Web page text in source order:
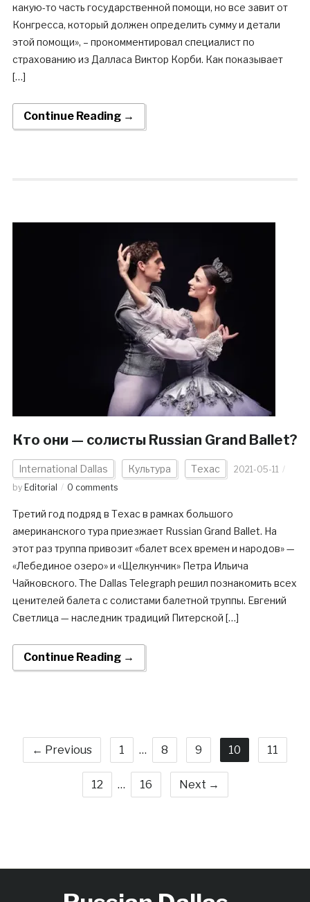
какую-то часть государственной помощи, но все завит от
Конгресса, который должен определить сумму и детали
этой помощи», – прокомментировал специалист по
страхованию из Далласа Виктор Корби. Как показывает
[…]
Continue Reading →
Кто они — солисты Russian Grand Ballet?
International Dallas Культура Техас
2021-05-11
by Editorial 0 comments
Третий год подряд в Техас в рамках большого
американского тура приезжает Russian Grand Ballet. На
этот раз труппа привозит «балет всех времен и народов» —
«Лебединое озеро» и «Щелкунчик» Петра Ильича
Чайковского. The Dallas Telegraph решил познакомить всех
ценителей балета с солистами балетной труппы. Евгений
Светлица — наследник традиций Питерской […]
Continue Reading →
← Previous 1 … 8 9 10 11
12 … 16 Next →